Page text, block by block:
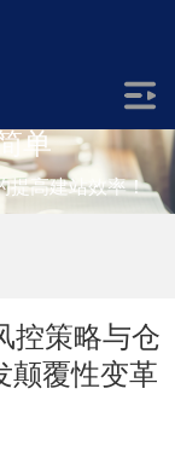
单
提高建站效率！
控策略与仓
颠覆性变革